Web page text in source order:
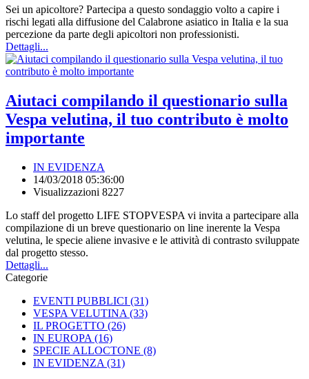
Sei un apicoltore? Partecipa a questo sondaggio volto a capire i
rischi legati alla diffusione del Calabrone asiatico in Italia e la sua
percezione da parte degli apicoltori non professionisti.
Dettagli...
Aiutaci compilando il questionario sulla
Vespa velutina, il tuo contributo è molto
importante
IN EVIDENZA
14/03/2018 05:36:00
Visualizzazioni 8227
Lo staff del progetto LIFE STOPVESPA vi invita a partecipare alla
compilazione di un breve questionario on line inerente la Vespa
velutina, le specie aliene invasive e le attività di contrasto sviluppate
dal progetto stesso.
Dettagli...
Categorie
EVENTI PUBBLICI (31)
VESPA VELUTINA (33)
IL PROGETTO (26)
IN EUROPA (16)
SPECIE ALLOCTONE (8)
IN EVIDENZA (31)